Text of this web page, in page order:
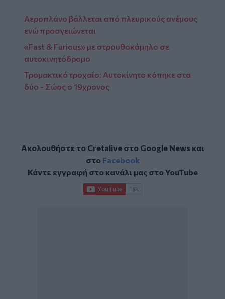
Αεροπλάνο βάλλεται από πλευρικούς ανέμους
ενώ προσγειώνεται
«Fast & Furious» με στρουθοκάμηλο σε
αυτοκινητόδρομο
Τρομακτικό τροχαίο: Αυτοκίνητο κόπηκε στα
δύο - Σώος ο 19χρονος
Ακολουθήστε το Cretalive στο Google Newsκαι
στο Facebook
Κάντε εγγραφή στο κανάλι μας στοYouTube